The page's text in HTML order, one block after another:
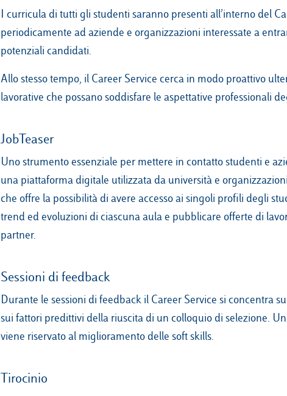
I curricula di tutti gli studenti saranno presenti all’interno del
periodicamente ad aziende e organizzazioni interessate a
potenziali candidati.
Allo stesso tempo, il Career Service cerca in modo proattivo
lavorative che possano soddisfare le aspettative professionali
JobTeaser
Uno strumento essenziale per mettere in contatto studenti e
una piattaforma digitale utilizzata da università e
che offre la possibilità di avere accesso ai singoli profili degli
trend ed evoluzioni di ciascuna aula e pubblicare offerte di
partner.
Sessioni di feedback
Durante le sessioni di feedback il Career Service si concentra
sui fattori predittivi della riuscita di un colloquio di selezione.
viene riservato al miglioramento delle soft skills.
Tirocinio